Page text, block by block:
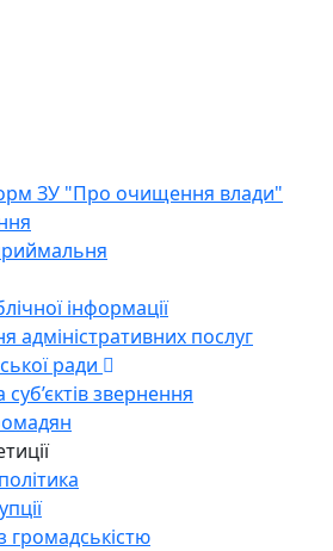
ЗУ "Про очищення влади"
інформації
адміністративних послуг
ради
звернення
громадськістю